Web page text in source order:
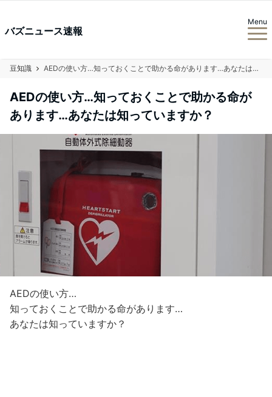
バズニュース速報
Menu
豆知識 AEDの使い方…知っておくことで助かる命があります…あなたは知っていますか？
AEDの使い方…知っておくことで助かる命が
あります…あなたは知っていますか？
AEDの使い方…
知っておくことで助かる命があります…
あなたは知っていますか？